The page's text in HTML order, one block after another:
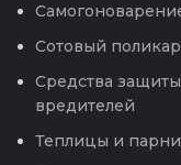
Сотовый
Средства
вредителей
Теплицы и